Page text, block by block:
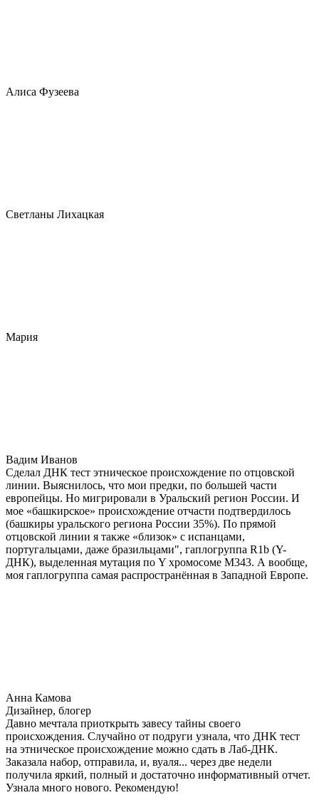
Алиса Фузеева
Светланы Лихацкая
Мария
Вадим Иванов
Сделал ДНК тест этническое происхождение по отцовской
линии. Выяснилось, что мои предки, по большей части
европейцы. Но мигрировали в Уральский регион России. И
мое «башкирское» происхождение отчасти подтвердилось
(башкиры уральского региона России 35%). По прямой
отцовской линии я также «близок» с испанцами,
португальцами, даже бразильцами", гаплогруппа R1b (Y-
ДНК), выделенная мутация по Y хромосоме М343. А вообще,
моя гаплогруппа самая распространённая в Западной Европе.
Анна Камова
Дизайнер, блогер
Давно мечтала приоткрыть завесу тайны своего
происхождения. Случайно от подруги узнала, что ДНК тест
на этническое происхождение можно сдать в Лаб-ДНК.
Заказала набор, отправила, и, вуаля... через две недели
получила яркий, полный и достаточно информативный отчет.
Узнала много нового. Рекомендую!